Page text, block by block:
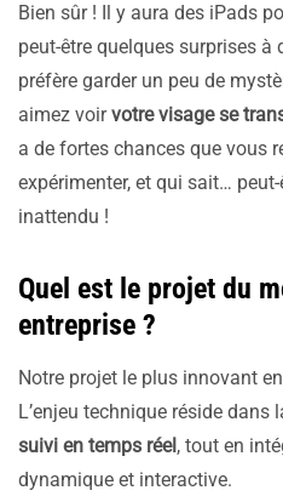
Bien sûr ! Il y aura des iPads
peut-être quelques surprises à
préfère garder un peu de
aimez voirvotre visage se
a de fortes chances que vous
expérimenter, et qui sait…
inattendu !
Quel est le projet du
entreprise ?
Notre projet le plus innovant
L’enjeu technique réside dans
suivi en temps réel , tout en
dynamique et interactive.